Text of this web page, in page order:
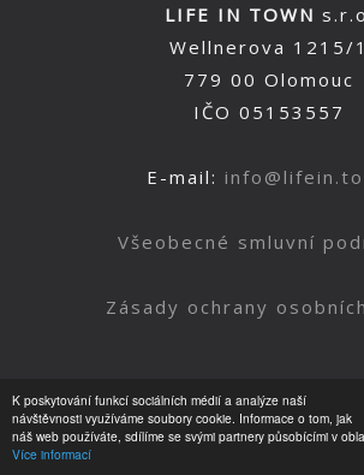
K poskytování funkcí sociálních médií a analýze naší
návštěvnosti využíváme soubory cookie. Informace o tom, jak
náš web používáte, sdílíme se svými partnery působícími v
Více informací
LIFE IN TOWN
Wellnerova 1215/1
779 00 Olomouc
IČO 05153557
E-mail:
Všeobecné smluvní
Zásady ochrany
Nahoru